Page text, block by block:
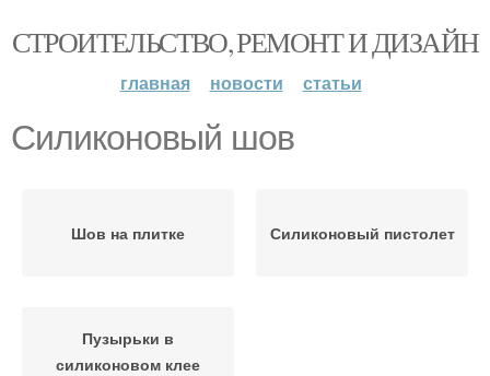
СТРОИТЕЛЬСТВО, РЕМОНТ И ДИЗАЙН
главная новости статьи
Силиконовый шов
Шов на плитке Силиконовый пистолет
Пузырьки в
силиконовом клее